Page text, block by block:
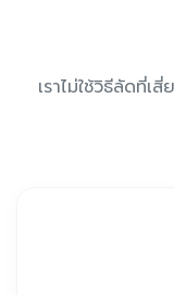
เราไม่ใช้วิธีลัดที่เ